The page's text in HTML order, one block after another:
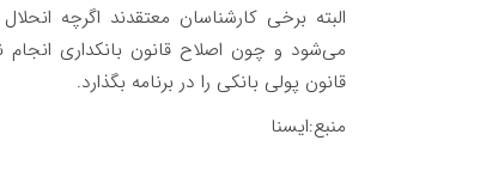
البته برخی کارشناسان معتقدند اگرچه
می‌شود و چون اصلاح قانون بانکداری انجام
قانون پولی بانکی را در برنامه بگذارد.
منبع:ایسنا